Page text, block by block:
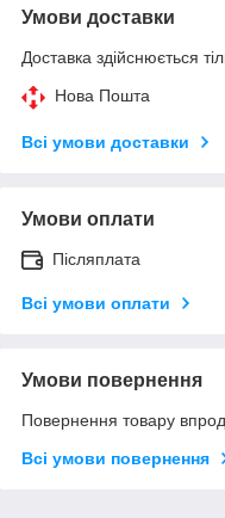
Умови доставки
Доставка здійснюється
Нова Пошта
Всі умови доставки
Умови оплати
Післяплата
Всі умови оплати
Умови повернення
Повернення товару
Всі умови повернення